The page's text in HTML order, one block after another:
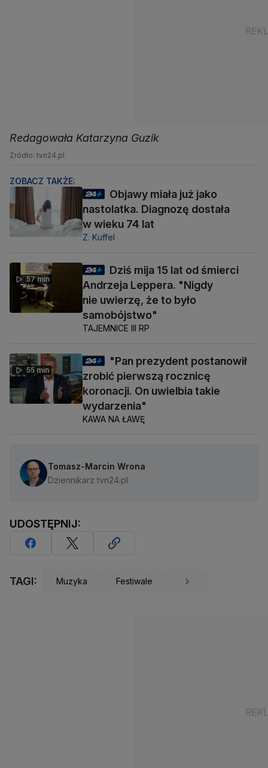
Redagowała Katarzyna Guzik
Źródło: tvn24.pl
ZOBACZ TAKŻE:
Objawy miała już jako
nastolatka. Diagnozę dostała
w wieku 74 lat
Z. Kuffel
57 min
Dziś mija 15 lat od śmierci
Andrzeja Leppera. "Nigdy
nie uwierzę, że to było
samobójstwo"
TAJEMNICE III RP
55 min
"Pan prezydent postanowił
zrobić pierwszą rocznicę
koronacji. On uwielbia takie
wydarzenia"
KAWA NA ŁAWĘ
Tomasz-Marcin Wrona
Dziennikarz tvn24.pl
UDOSTĘPNIJ:
TAGI: Muzyka Festiwale